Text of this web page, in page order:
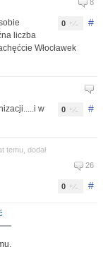
8
#
0
liczba
Włocławek
#
0
w
temu, dodał
26
#
0